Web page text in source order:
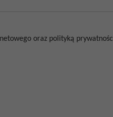
oraz polityką